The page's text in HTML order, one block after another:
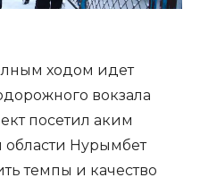
ходом идет
вокзала
посетил аким
области Нурымбет
темпы и качество